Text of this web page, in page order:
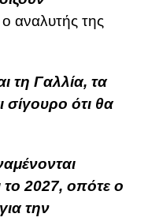
ο αναλυτής της
τη Γαλλία, τα
σίγουρο ότι θα
το 2027, οπότε ο
την